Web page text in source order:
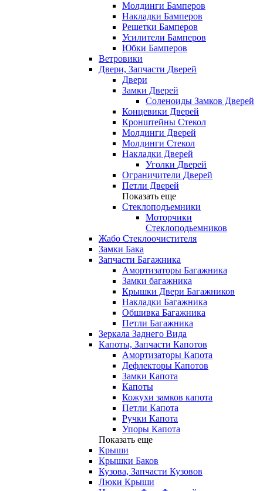
Молдинги Бамперов
Накладки Бамперов
Решетки Бамперов
Усилители Бамперов
Юбки Бамперов
Ветровики
Двери, Запчасти Дверей
Двери
Замки Дверей
Соленоиды Замков Дверей
Концевики Дверей
Кронштейны Стекол
Молдинги Дверей
Молдинги Стекол
Накладки Дверей
Уголки Дверей
Ограничители Дверей
Петли Дверей
Показать еще
Стеклоподъемники
Моторчики
Стеклоподьемников
Жабо Стеклоочистителя
Замки Бака
Запчасти Багажника
Амортизаторы Багажника
Замки багажника
Крышки Двери Багажников
Накладки Багажника
Обшивка Багажника
Петли Багажника
Зеркала Заднего Вида
Капоты, Запчасти Капотов
Амортизаторы Капота
Дефлекторы Капотов
Замки Капота
Капоты
Кожухи замков капота
Петли Капота
Ручки Капота
Упоры Капота
Показать еще
Крыши
Крышки Баков
Кузова, Запчасти Кузовов
Люки Крыши